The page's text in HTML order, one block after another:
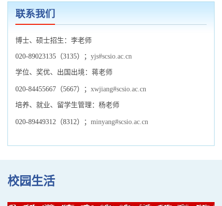
联系我们
博士、硕士招生：李老师
020-89023135（3135）； yjs#scsio.ac.cn
学位、奖优、出国出境：蒋老师
020-84455667（5667）； xwjiang#scsio.ac.cn
培养、就业、留学生管理：杨老师
020-89449312（8312）； minyang#scsio.ac.cn
校园生活